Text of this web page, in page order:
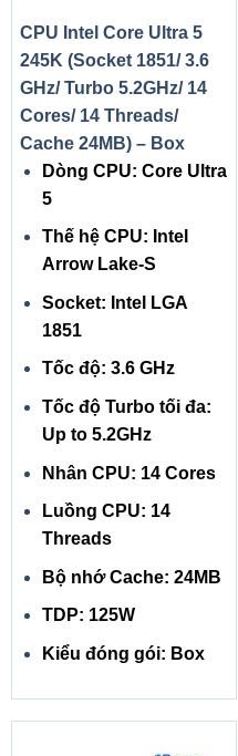
CPU Intel Core Ultra 5
245K (Socket 1851/ 3.6
GHz/ Turbo 5.2GHz/ 14
Cores/ 14 Threads/
Cache 24MB) – Box
Dòng CPU: Core Ultra
5
Thế hệ CPU: Intel
Arrow Lake-S
Socket: Intel LGA
1851
Tốc độ: 3.6 GHz
Tốc độ Turbo tối đa:
Up to 5.2GHz
Nhân CPU: 14 Cores
Luồng CPU: 14
Threads
Bộ nhớ Cache: 24MB
TDP: 125W
Kiểu đóng gói: Box